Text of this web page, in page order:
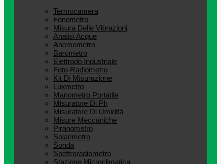
Termocamera
Fonometro
Misura Delle Vibrazioni
Analisi Acque
Anemometro
Barometro
Elettrodo Industriale
Foto-Radiometro
Kit Di Misurazione
Luxmetro
Manometro Portatile
Misuratore Di Ph
Misuratore Di Umidità
Misure Meccaniche
Piranometro
Solarimetro
Sonda
Spettroradiometro
Stazione Microclimatica